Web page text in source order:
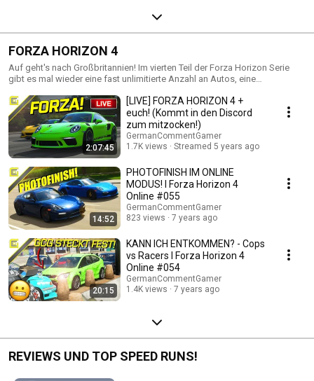
FORZA HORIZON 4
Auf geht's nach Großbritannien! Im vierten Teil der Forza Horizon Serie
gibt es mal wieder eine fast unlimitierte Anzahl an Autos, eine
2:07:45
[LIVE] FORZA HORIZON 4 +
euch! (Kommt in den Discord
zum mitzocken!)
GermanCommentGamer
1.7K views
Streamed 5 years ago
14:52
PHOTOFINISH IM ONLINE
MODUS! I Forza Horizon 4
Online #055
GermanCommentGamer
823 views
7 years ago
20:15
KANN ICH ENTKOMMEN? - Cops
vs Racers I Forza Horizon 4
Online #054
GermanCommentGamer
1.4K views
7 years ago
REVIEWS UND TOP SPEED RUNS!